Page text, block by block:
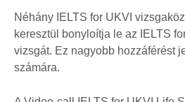
Néhány IELTS for UKVI
keresztül bonyloítja le az IELTS
vizsgát. Ez nagyobb hozzáférést
számára.